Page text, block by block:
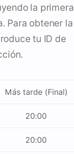
la primera
Para obtener la
tu ID de
Más tarde (Final)
20:00
20:00